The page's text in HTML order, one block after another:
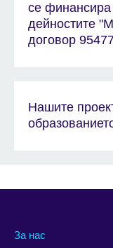
се финансира
дейностите
договор
Нашите
За нас